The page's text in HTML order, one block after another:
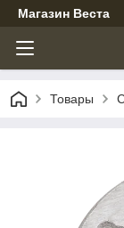
Магазин Веста
Товары